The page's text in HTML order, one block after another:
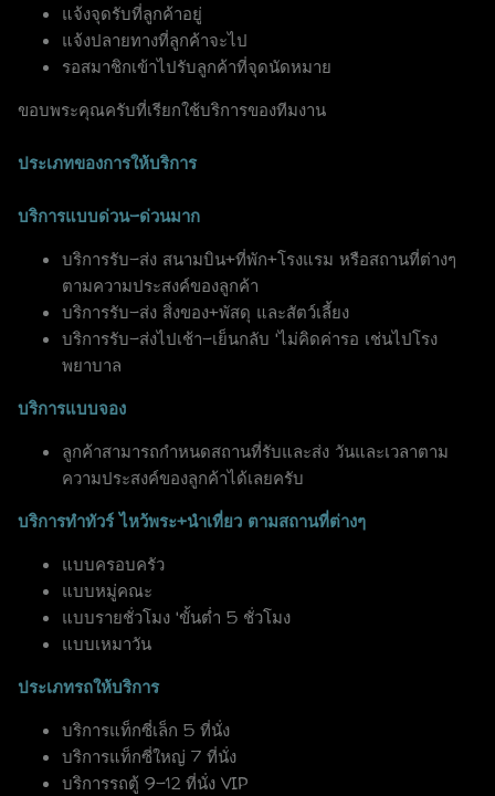
แจ้งจุดรับที่ลูกค้าอยู่
แจ้งปลายทางที่ลูกค้าจะไป
รอสมาชิกเข้าไปรับลูกค้าที่จุดนัดหมาย
ขอบพระคุณครับที่เรียกใช้บริการของทีมงาน
ประเภทของการให้บริการ
บริการแบบด่วน-ด่วนมาก
บริการรับ-ส่ง สนามบิน+ที่พัก+โรงแรม หรือสถานที่ต่างๆ
ตามความประสงค์ของลูกค้า
บริการรับ-ส่ง สิ่งของ+พัสดุ และสัตว์เลี้ยง
บริการรับ-ส่งไปเช้า-เย็นกลับ 'ไม่คิดค่ารอ เช่นไปโรง
พยาบาล
บริการแบบจอง
ลูกค้าสามารถกำหนดสถานที่รับและส่ง วันและเวลาตาม
ความประสงค์ของลูกค้าได้เลยครับ
บริการทำทัวร์ ไหว้พระ+นำเที่ยว ตามสถานที่ต่างๆ
แบบครอบครัว
แบบหมู่คณะ
แบบรายชั่วโมง 'ขั้นต่ำ 5 ชั่วโมง
แบบเหมาวัน
ประเภทรถให้บริการ
บริการแท็กซี่เล็ก 5 ที่นั่ง
บริการแท็กซี่ใหญ่ 7 ที่นั่ง
บริการรถตู้ 9-12 ที่นั่ง VIP